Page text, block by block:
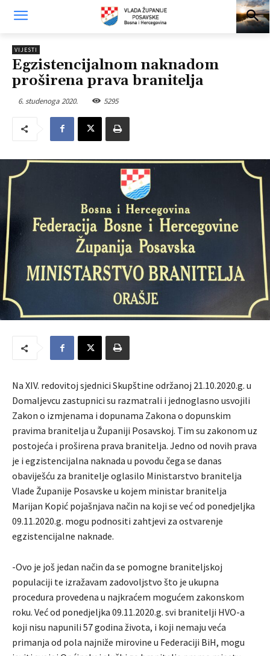
VIJESTI
Egzistencijalnom naknadom
proširena prava branitelja
6. studenoga 2020. 5295
Na XIV. redovitoj sjednici Skupštine održanoj 21.10.2020.g. u
Domaljevcu zastupnici su razmatrali i jednoglasno usvojili
Zakon o izmjenama i dopunama Zakona o dopunskim
pravima branitelja u Županiji Posavskoj. Tim su zakonom uz
postojeća i proširena prava branitelja. Jedno od novih prava
je i egzistencijalna naknada u povodu čega se danas
obaviješću za branitelje oglasilo Ministarstvo branitelja
Vlade Županije Posavske u kojem ministar branitelja
Marijan Kopić pojašnjava način na koji se već od ponedjeljka
09.11.2020.g. mogu podnositi zahtjevi za ostvarenje
egzistencijalne naknade.
-Ovo je još jedan način da se pomogne braniteljskoj
populaciji te izražavam zadovoljstvo što je ukupna
procedura provedena u najkraćem mogućem zakonskom
roku. Već od ponedjeljka 09.11.2020.g. svi branitelji HVO-a
koji nisu napunili 57 godina života, i koji nemaju veća
primanja od pola najniže mirovine u Federaciji BiH, mogu